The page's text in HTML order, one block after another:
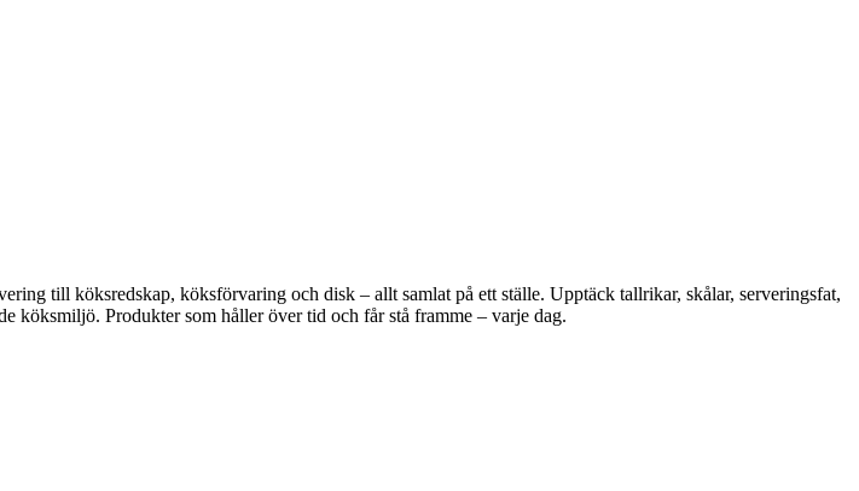
till köksredskap, köksförvaring och disk – allt samlat på ett ställe. Upptäck tallrikar, skålar, serveringsfat,
köksmiljö. Produkter som håller över tid och får stå framme – varje dag.